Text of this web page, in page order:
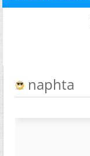
naphta